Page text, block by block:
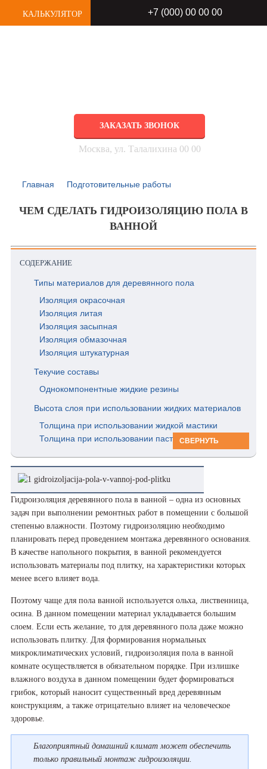
КАЛЬКУЛЯТОР +7 (000) 00 00 00
ЗАКАЗАТЬ ЗВОНОК
Москва, ул. Талалихина 00 00
Главная Подготовительные работы
ЧЕМ СДЕЛАТЬ ГИДРОИЗОЛЯЦИЮ ПОЛА В
ВАННОЙ
СОДЕРЖАНИЕ
Типы материалов для деревянного пола
Изоляция окрасочная
Изоляция литая
Изоляция засыпная
Изоляция обмазочная
Изоляция штукатурная
Текучие составы
Однокомпонентные жидкие резины
Высота слоя при использовании жидких материалов
Толщина при использовании жидкой мастики
Толщина при использовании паст на основе битума
СВЕРНУТЬ
Гидроизоляция деревянного пола в ванной – одна из основных
задач при выполнении ремонтных работ в помещении с большой
степенью влажности. Поэтому гидроизоляцию необходимо
планировать перед проведением монтажа деревянного основания.
В качестве напольного покрытия, в ванной рекомендуется
использовать материалы под плитку, на характеристики которых
менее всего влияет вода.
Поэтому чаще для пола ванной используется ольха, лиственница,
осина. В данном помещении материал укладывается большим
слоем. Если есть желание, то для деревянного пола даже можно
использовать плитку. Для формирования нормальных
микроклиматических условий, гидроизоляция пола в ванной
комнате осуществляется в обязательном порядке. При излишке
влажного воздуха в данном помещении будет формироваться
грибок, который наносит существенный вред деревянным
конструкциям, а также отрицательно влияет на человеческое
здоровье.
Благоприятный домашний климат может обеспечить
только правильный монтаж гидроизоляции.